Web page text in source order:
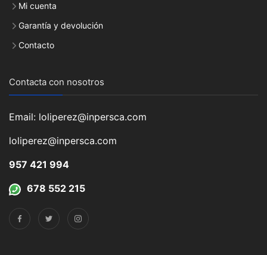
Mi cuenta
Garantía y devolución
Contacto
Contacta con nosotros
Email: loliperez@inpersca.com
loliperez@inpersca.com
957 421 994
678 552 215